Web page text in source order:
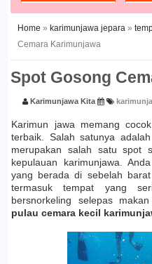
Home » karimunjawa jepara »
Cemara Karimunjawa
Spot Gosong
Karimunjawa Kita
Karimun jawa memang
terbaik. Salah satunya
merupakan salah satu spot
kepulauan karimunjawa.
yang berada di sebelah
termasuk tempat yang
bersnorkeling selepas
pulau cemara kecil